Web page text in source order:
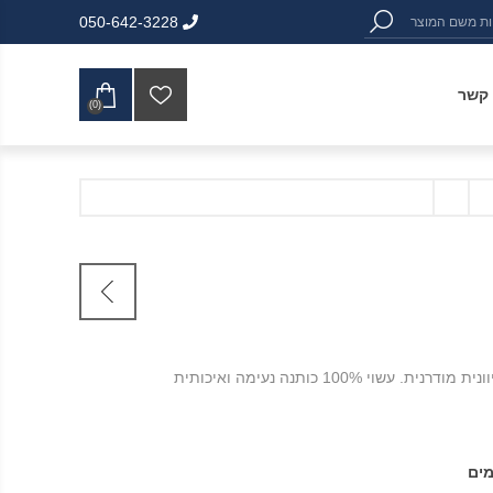
050-642-3228
קשר
(0)
100% כותנה נעימה ואיכותית